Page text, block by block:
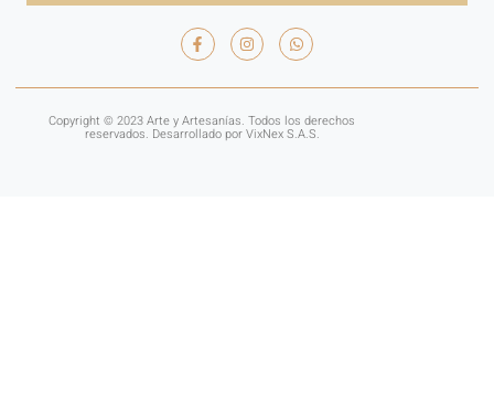
Copyright © 2023 Arte y Artesanías. Todos los derechos
reservados. Desarrollado por VixNex S.A.S.